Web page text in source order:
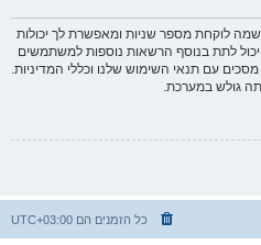
לוקחת מספר שניות ומאפשרת לך יכולות
לתת בנוסף הרשאות נוספות למשתמשים
עם תנאי השימוש שלנו וכללי המדיניות.
גולש במערכת.
כל הזמנים הם UTC+03:00